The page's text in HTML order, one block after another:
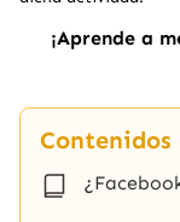
¡Aprende a
Contenidos